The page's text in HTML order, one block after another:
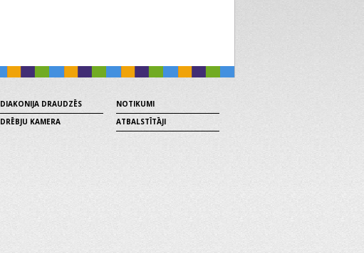
DIAKONIJA DRAUDZĒS
DRĒBJU KAMERA
NOTIKUMI
ATBALSTĪTĀJI